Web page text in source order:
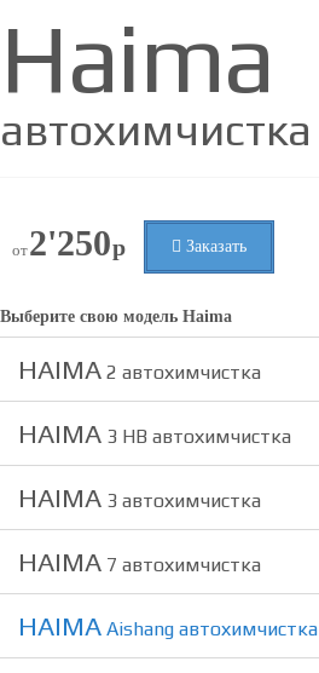
Haima
автохимчистка
от2'250р Заказать
Выберите свою модель Haima
HAIMA 2 автохимчистка
HAIMA 3 HB автохимчистка
HAIMA 3 автохимчистка
HAIMA 7 автохимчистка
HAIMA Aishang автохимчистка